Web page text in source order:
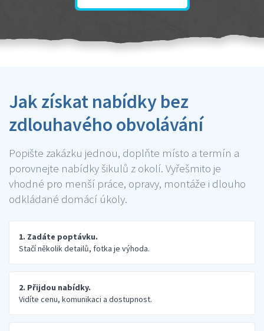
Jak získat nabídky bez
zdlouhavého obvolávání
Popište zakázku jednou, doplňte místo a termín a
porovnejte nabídky šikulů z okolí. Vyřešmito je
vhodné pro menší práce, opravy, montáže i dlouho
odkládané domácí úkoly.
1. Zadáte poptávku.
Stačí několik detailů, fotka je výhoda.
2. Přijdou nabídky.
Vidíte cenu, komunikaci a dostupnost.